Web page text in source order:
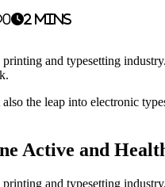
0 2 mins
and typesetting
the leap into electronic
Active and
and typesetting